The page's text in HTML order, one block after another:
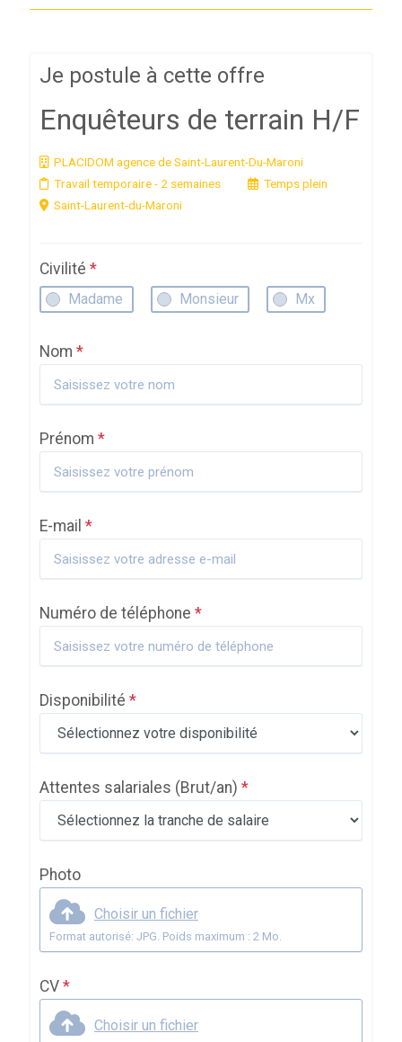
Je postule à cette offre
Enquêteurs de terrain H/F
PLACIDOM agence de Saint-Laurent-Du-Maroni
Travail temporaire- 2 semaines
Temps plein
Saint-Laurent-du-Maroni
Civilité *
Madame Monsieur Mx
Nom *
Prénom *
E-mail *
Numéro de téléphone *
Disponibilité *
Attentes salariales (Brut/an) *
Photo
Choisir un fichier
Format autorisé: JPG. Poids maximum : 2 Mo.
CV *
Choisir un fichier